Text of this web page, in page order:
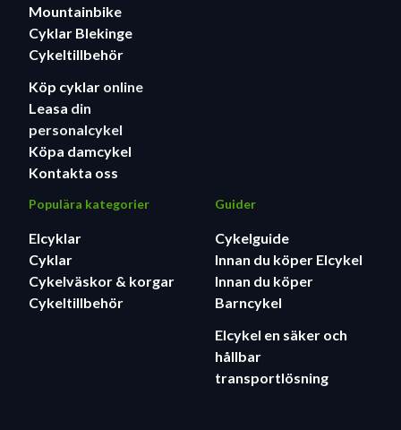
Mountainbike
Cyklar Blekinge
Cykeltillbehör
Köp cyklar online
Leasa din
personalcykel
Köpa damcykel
Kontakta oss
Populära kategorier
Elcyklar
Cyklar
Cykelväskor & korgar
Cykeltillbehör
Guider
Cykelguide
Innan du köper Elcykel
Innan du köper
Barncykel
Elcykel en säker och
hållbar
transportlösning